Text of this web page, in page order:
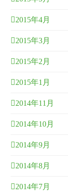
2015年4月
2015年3月
2015年2月
2015年1月
2014年11月
2014年10月
2014年9月
2014年8月
2014年7月